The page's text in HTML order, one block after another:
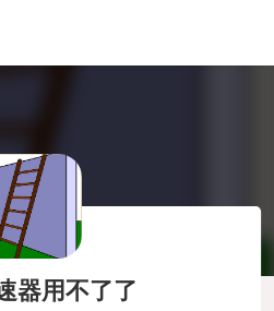
器用不了了